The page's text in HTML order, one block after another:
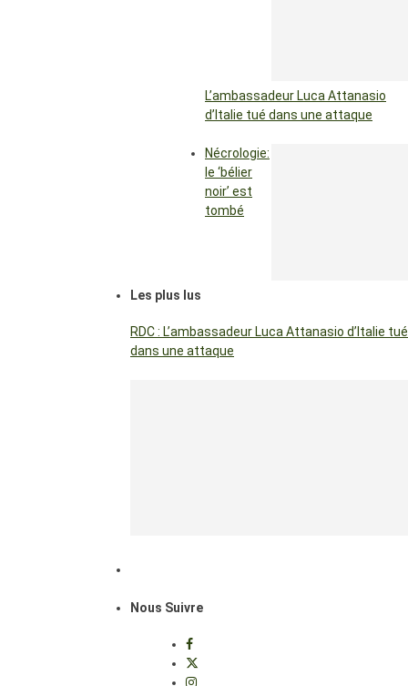
L’ambassadeur Luca Attanasio
d’Italie tué dans une attaque
Nécrologie:
le ‘bélier
noir’ est
tombé
Les plus lus
RDC : L’ambassadeur Luca Attanasio d’Italie tué
dans une attaque
Nous Suivre